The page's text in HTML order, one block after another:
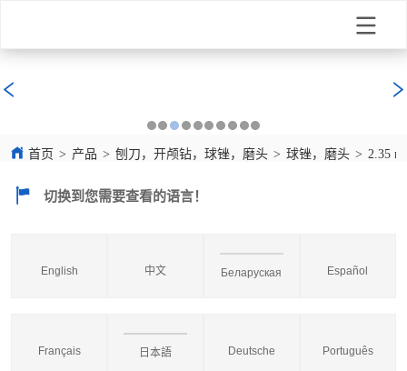
首页 > 产品 > 刨刀，开颅钻，球锉，磨头 > 球锉，磨头 > 2.35
切换到您需要查看的语言！
English 中文 Беларуская Español
Français 日本語 Deutsche Português